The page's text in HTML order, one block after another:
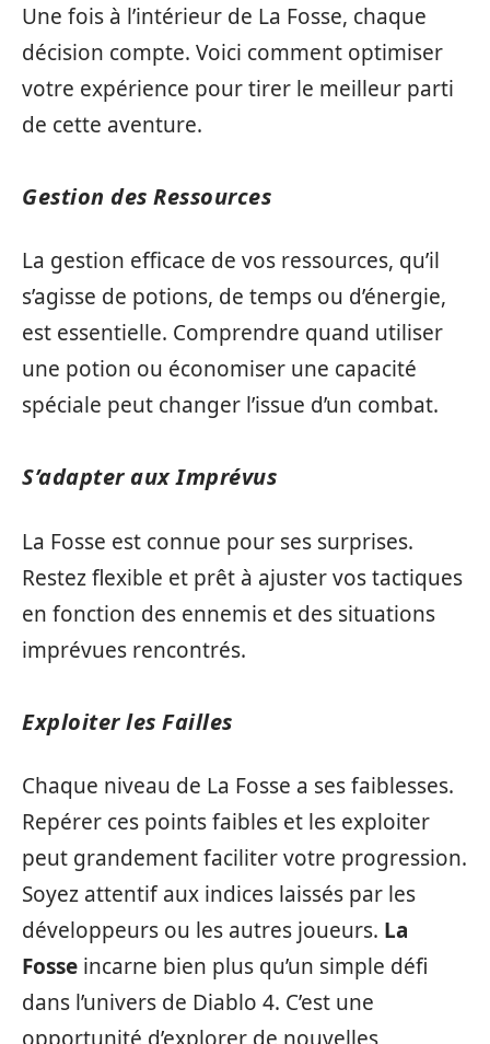
Une fois à l’intérieur de La Fosse, chaque
décision compte. Voici comment optimiser
votre expérience pour tirer le meilleur parti
de cette aventure.
Gestion des Ressources
La gestion efficace de vos ressources, qu’il
s’agisse de potions, de temps ou d’énergie,
est essentielle. Comprendre quand utiliser
une potion ou économiser une capacité
spéciale peut changer l’issue d’un combat.
S’adapter aux Imprévus
La Fosse est connue pour ses surprises.
Restez flexible et prêt à ajuster vos tactiques
en fonction des ennemis et des situations
imprévues rencontrés.
Exploiter les Failles
Chaque niveau de La Fosse a ses faiblesses.
Repérer ces points faibles et les exploiter
peut grandement faciliter votre progression.
Soyez attentif aux indices laissés par les
développeurs ou les autres joueurs. La
Fosse incarne bien plus qu’un simple défi
dans l’univers de Diablo 4. C’est une